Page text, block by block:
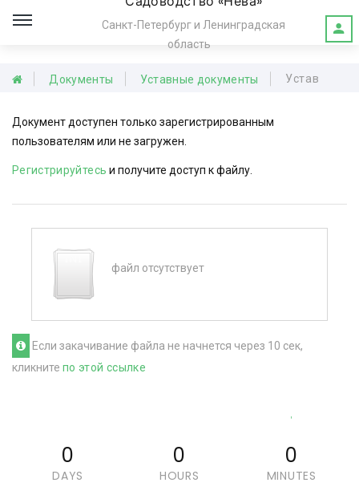
Санкт-Петербург и Ленинградская
область
Документы Уставные документы Устав
Документ доступен только зарегистрированным
пользователям или не загружен.
Регистрируйтесь и получите доступ к файлу.
файл отсутствует
Если закачивание файла не начнется через 10 сек,
кликните по этой ссылке
DAYS
0
HOURS
0
MINUTES
0